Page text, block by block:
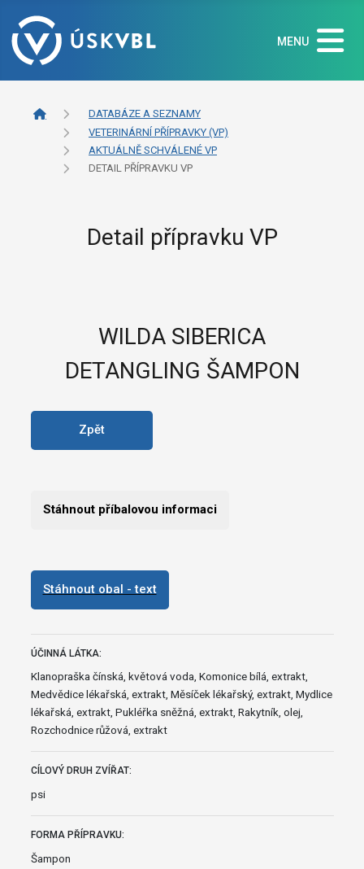
MENU
DATABÁZE A SEZNAMY
VETERINÁRNÍ PŘÍPRAVKY (VP)
AKTUÁLNĚ SCHVÁLENÉ VP
DETAIL PŘÍPRAVKU VP
Detail přípravku VP
WILDA SIBERICA
DETANGLING ŠAMPON
Zpět
Stáhnout příbalovou informaci
Stáhnout obal - text
ÚČINNÁ LÁTKA:
Klanopraška čínská, květová voda, Komonice bílá, extrakt,
Medvědice lékařská, extrakt, Měsíček lékařský, extrakt, Mydlice
lékařská, extrakt, Pukléřka sněžná, extrakt, Rakytník, olej,
Rozchodnice růžová, extrakt
CÍLOVÝ DRUH ZVÍŘAT:
psi
FORMA PŘÍPRAVKU:
Šampon